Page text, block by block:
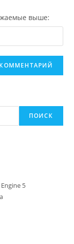
выше:
ПОИСК
5